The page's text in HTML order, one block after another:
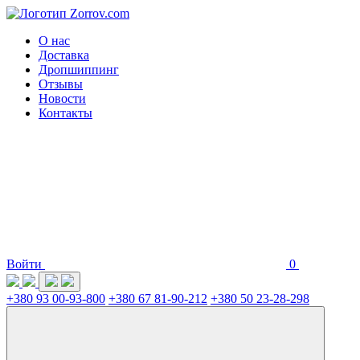
О нас
Доставка
Дропшиппинг
Отзывы
Новости
Контакты
Войти 0
+380 93 00-93-800 +380 67 81-90-212 +380 50 23-28-298